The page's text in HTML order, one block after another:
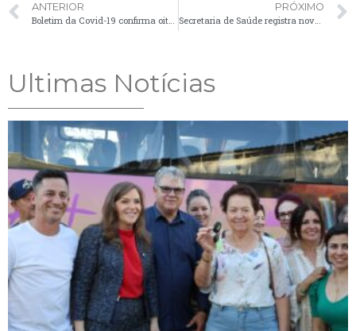
ANTERIOR
Boletim da Covid-19 confirma oito novos casos positivos no município
PRÓXIMO
Secretaria de Saúde registra nove novos casos positivos de Covid-19
Ultimas Notícias